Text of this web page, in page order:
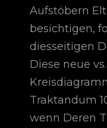
Aufstöbern
besichtigen,
diesseitigen
Diese neue
Traktandum
wenn Deren